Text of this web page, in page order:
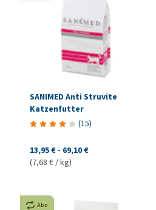
SANIMED Anti Struvite
Katzenfutter
(15)
13,95 € - 69,10 €
(7,68 € / kg)
Abo